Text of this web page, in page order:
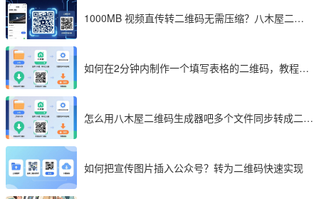
1000MB 视频直传转二维码无需压缩？八木屋二维
如何在2分钟内制作一个填写表格的二维码，教程分
怎么用八木屋二维码生成器吧多个文件同步转成二维
如何把宣传图片插入公众号？转为二维码快速实现